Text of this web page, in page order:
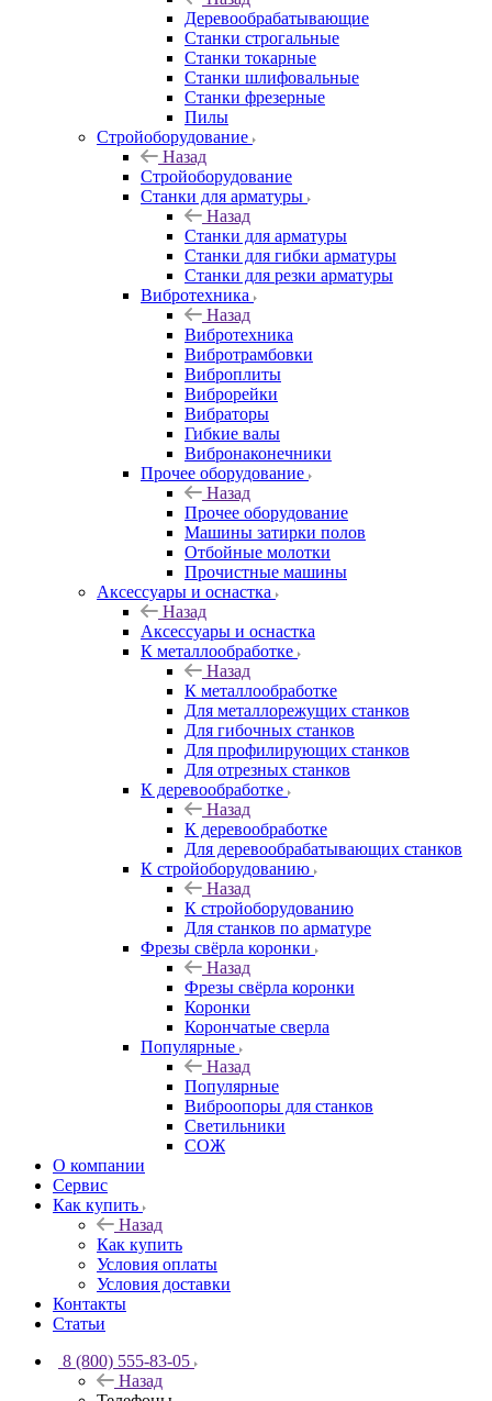
Деревообрабатывающие
Станки строгальные
Станки токарные
Станки шлифовальные
Станки фрезерные
Пилы
Стройоборудование
Назад
Стройоборудование
Станки для арматуры
Назад
Станки для арматуры
Станки для гибки арматуры
Станки для резки арматуры
Вибротехника
Назад
Вибротехника
Вибротрамбовки
Виброплиты
Виброрейки
Вибраторы
Гибкие валы
Вибронаконечники
Прочее оборудование
Назад
Прочее оборудование
Машины затирки полов
Отбойные молотки
Прочистные машины
Аксeccyapы и оснастка
Назад
Аксeccyapы и оснастка
К металлообработке
Назад
К металлообработке
Для металлорежущих станков
Для гибочных станков
Для профилирующих станков
Для отрезных станков
К деревообработке
Назад
К деревообработке
Для деревообрабатывающих станков
К стройоборудованию
Назад
К стройоборудованию
Для станков по арматуре
Фрезы свёрла коронки
Назад
Фрезы свёрла коронки
Коронки
Корончатые сверла
Популярные
Назад
Популярные
Виброопоры для станков
Светильники
СОЖ
О компании
Сервис
Как купить
Назад
Как купить
Условия оплаты
Условия доставки
Контакты
Статьи
8 (800) 555-83-05
Назад